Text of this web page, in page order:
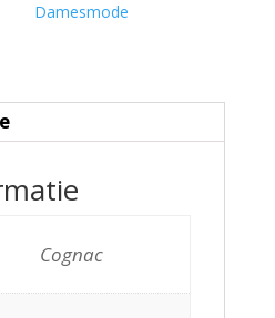
Damesmode
Cognac